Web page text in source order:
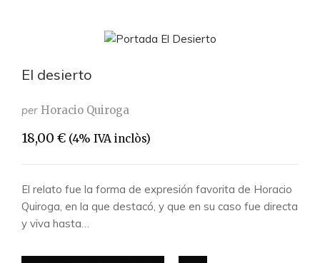
El desierto
per Horacio Quiroga
18,00 € (4% IVA inclòs)
El relato fue la forma de expresión favorita de Horacio
Quiroga, en la que destacó, y que en su caso fue directa
y viva hasta…